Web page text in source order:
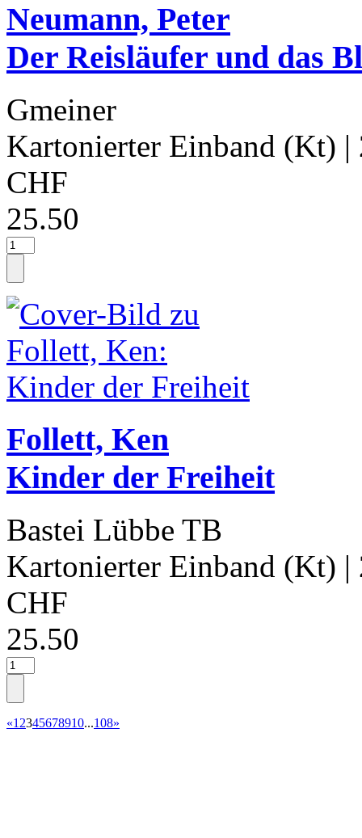
Neumann, Peter
Der Reisläufer und das
Gmeiner
Kartonierter Einband (Kt) |
CHF
25.50
Follett, Ken
Kinder der Freiheit
Bastei Lübbe TB
Kartonierter Einband (Kt) |
CHF
25.50
«1 2345678910...108»